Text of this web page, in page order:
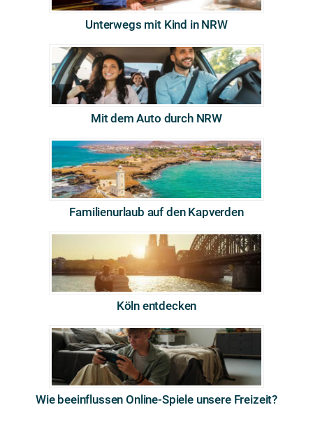
Unterwegs mit Kind in NRW
Mit dem Auto durch NRW
Familienurlaub auf den Kapverden
Köln entdecken
Wie beeinflussen Online-Spiele unsere Freizeit?